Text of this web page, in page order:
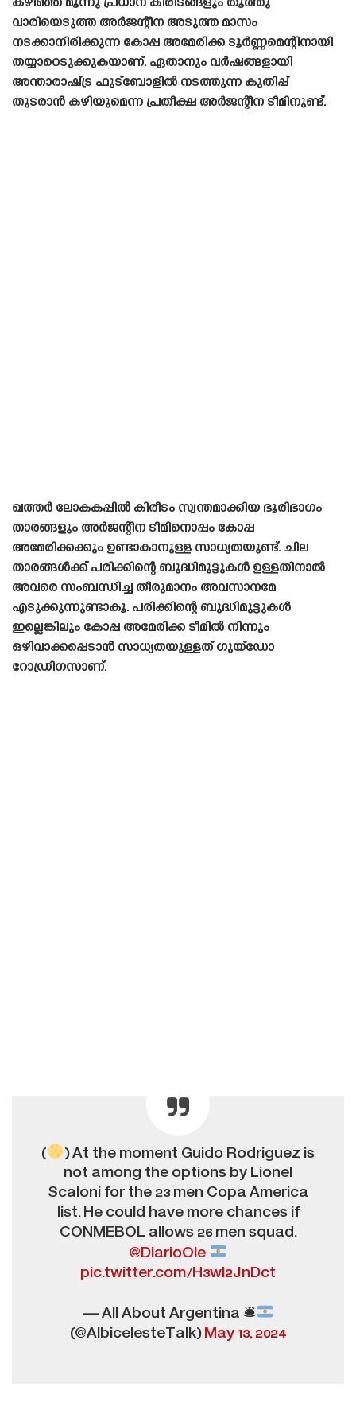
കഴിഞ്ഞ മൂന്നു പ്രധാന കിരീടങ്ങളും തൂത്തു
വാരിയെടുത്ത അർജന്റീന അടുത്ത മാസം
നടക്കാനിരിക്കുന്ന കോപ്പ അമേരിക്ക ടൂർണ്ണമെന്റിനായി
തയ്യാറെടുക്കുകയാണ്. ഏതാനും വർഷങ്ങളായി
അന്താരാഷ്‌ട്ര ഫുട്ബോളിൽ നടത്തുന്ന കുതിപ്പ്
തുടരാൻ കഴിയുമെന്ന പ്രതീക്ഷ അർജന്റീന ടീമിനുണ്ട്.
ഖത്തർ ലോകകപ്പിൽ കിരീടം സ്വന്തമാക്കിയ ഭൂരിഭാഗം
താരങ്ങളും അർജന്റീന ടീമിനൊപ്പം കോപ്പ
അമേരിക്കക്കും ഉണ്ടാകാനുള്ള സാധ്യതയുണ്ട്. ചില
താരങ്ങൾക്ക് പരിക്കിന്റെ ബുദ്ധിമുട്ടുകൾ ഉള്ളതിനാൽ
അവരെ സംബന്ധിച്ച തീരുമാനം അവസാനമേ
എടുക്കുന്നുണ്ടാകൂ. പരിക്കിന്റെ ബുദ്ധിമുട്ടുകൾ
ഇല്ലെങ്കിലും കോപ്പ അമേരിക്ക ടീമിൽ നിന്നും
ഒഴിവാക്കപ്പെടാൻ സാധ്യതയുള്ളത് ഗുയ്‌ഡോ
റോഡ്രിഗസാണ്.
(
) At the moment Guido Rodriguez is
not among the options by Lionel
Scaloni for the 23 men Copa America
list. He could have more chances if
CONMEBOL allows 26 men squad.
@DiarioOle
pic.twitter.com/H3wl2JnDct
— All About Argentina 🛎
(@AlbicelesteTalk)May 13, 2024